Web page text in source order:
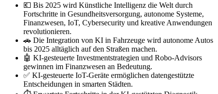
💶 Bis 2025 wird Künstliche Intelligenz die Welt durch
Fortschritte in Gesundheitsversorgung, autonome Systeme,
Finanzwesen, IoT, Cybersecurity und kreative Anwendungen
revolutionieren.
🚗 Die Integration von KI in Fahrzeuge wird autonome Autos
bis 2025 alltäglich auf den Straßen machen.
🤖 KI-gesteuerte Investmentstrategien und Robo-Advisors
gewinnen im Finanzwesen an Bedeutung.
✅ KI-gesteuerte IoT-Geräte ermöglichen datengestützte
Entscheidungen in smarten Städten.